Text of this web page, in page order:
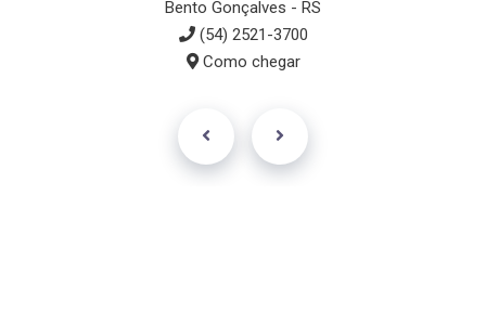
Bento Gonçalves - RS
(54) 2521-3700
Como chegar